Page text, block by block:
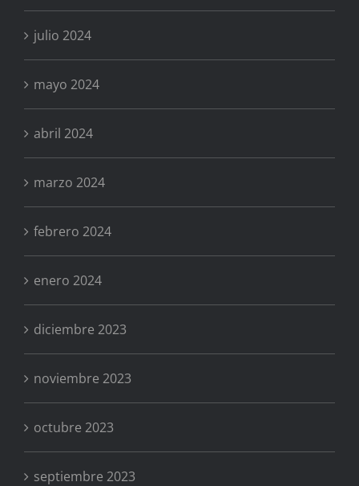
julio 2024
mayo 2024
abril 2024
marzo 2024
febrero 2024
enero 2024
diciembre 2023
noviembre 2023
octubre 2023
septiembre 2023